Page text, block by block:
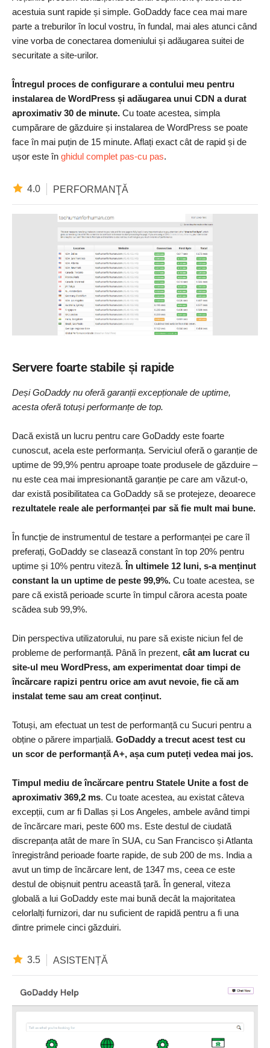
acestuia sunt rapide și simple. GoDaddy face cea mai mare
parte a treburilor în locul vostru, în fundal, mai ales atunci când
vine vorba de conectarea domeniului și adăugarea suitei de
securitate a site-urilor.
Întregul proces de configurare a contului meu pentru
instalarea de WordPress și adăugarea unui CDN a durat
aproximativ 30 de minute. Cu toate acestea, simpla
cumpărare de găzduire și instalarea de WordPress se poate
face în mai puțin de 15 minute. Aflați exact cât de rapid și de
ușor este în ghidul complet pas-cu pas.
4.0 PERFORMANŢĂ
Servere foarte stabile și rapide
Deși GoDaddy nu oferă garanții excepționale de uptime,
acesta oferă totuși performanțe de top.
Dacă există un lucru pentru care GoDaddy este foarte
cunoscut, acela este performanța. Serviciul oferă o garanție de
uptime de 99,9% pentru aproape toate produsele de găzduire –
nu este cea mai impresionantă garanție pe care am văzut-o,
dar există posibilitatea ca GoDaddy să se protejeze, deoarece
rezultatele reale ale performanței par să fie mult mai bune.
În funcție de instrumentul de testare a performanței pe care îl
preferați, GoDaddy se clasează constant în top 20% pentru
uptime și 10% pentru viteză. În ultimele 12 luni, s-a menținut
constant la un uptime de peste 99,9%. Cu toate acestea, se
pare că există perioade scurte în timpul cărora acesta poate
scădea sub 99,9%.
Din perspectiva utilizatorului, nu pare să existe niciun fel de
probleme de performanță. Până în prezent, cât am lucrat cu
site-ul meu WordPress, am experimentat doar timpi de
încărcare rapizi pentru orice am avut nevoie, fie că am
instalat teme sau am creat conținut.
Totuși, am efectuat un test de performanță cu Sucuri pentru a
obține o părere imparțială. GoDaddy a trecut acest test cu
un scor de performanță A+, așa cum puteți vedea mai jos.
Timpul mediu de încărcare pentru Statele Unite a fost de
aproximativ 369,2 ms. Cu toate acestea, au existat câteva
excepții, cum ar fi Dallas și Los Angeles, ambele având timpi
de încărcare mari, peste 600 ms. Este destul de ciudată
discrepanța atât de mare în SUA, cu San Francisco și Atlanta
înregistrând perioade foarte rapide, de sub 200 de ms. India a
avut un timp de încărcare lent, de 1347 ms, ceea ce este
destul de obișnuit pentru această țară. În general, viteza
globală a lui GoDaddy este mai bună decât la majoritatea
celorlalți furnizori, dar nu suficient de rapidă pentru a fi una
dintre primele cinci găzduiri.
3.5 ASISTENȚĂ